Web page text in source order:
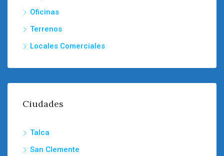
Oficinas
Terrenos
Locales Comerciales
Ciudades
Talca
San Clemente